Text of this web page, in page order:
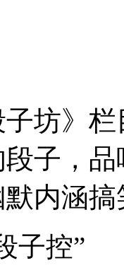
坊》
子，
内涵
子控”